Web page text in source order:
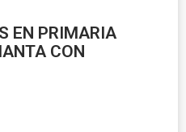
EN PRIMARIA
CON